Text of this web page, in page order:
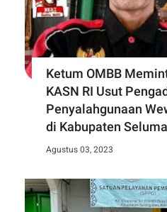
Ketum OMBB
KASN RI Usut
Penyalahgunaan
di Kabupaten
Agustus 03, 2023